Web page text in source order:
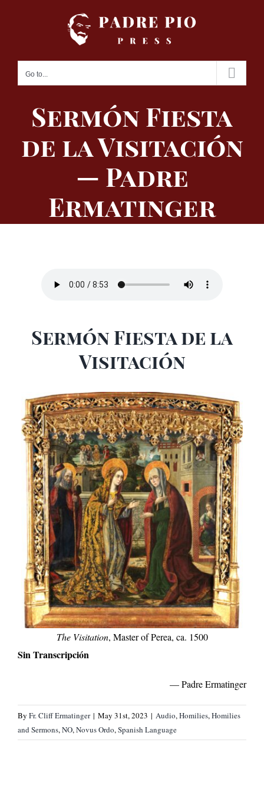
Go to...
Sermón Fiesta
de la Visitación
— Padre
Ermatinger
Sermón Fiesta de la
Visitación
The Visitation, Master of Perea, ca. 1500
Sin Transcripción
— Padre Ermatinger
By Fr. Cliff Ermatinger | May 31st, 2023 | Audio,Homilies,Homilies
and Sermons,NO,Novus Ordo,Spanish Language